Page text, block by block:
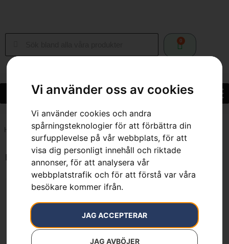
Vi använder oss av cookies
Vi använder cookies och andra
spårningsteknologier för att förbättra din
surfupplevelse på vår webbplats, för att
visa dig personligt innehåll och riktade
annonser, för att analysera vår
webbplatstrafik och för att förstå var våra
besökare kommer ifrån.
JAG ACCEPTERAR
JAG AVBÖJER
0
Hem 7333377619043
Endast ett sökresultat